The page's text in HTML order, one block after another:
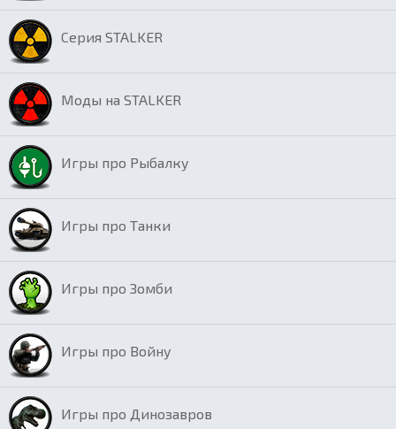
Серия STALKER
Моды на STALKER
Игры про Рыбалку
Игры про Танки
Игры про Зомби
Игры про Войну
Игры про Динозавров